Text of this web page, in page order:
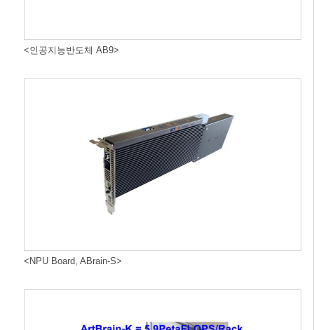
<인공지능반도체 AB9>
<NPU Board, ABrain-S>